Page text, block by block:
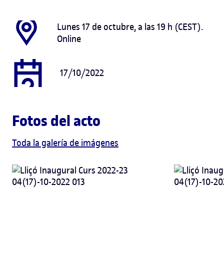
Lunes 17 de octubre, a las 19 h (CEST).
Online
17/10/2022
Fotos del acto
Toda la galería de imágenes